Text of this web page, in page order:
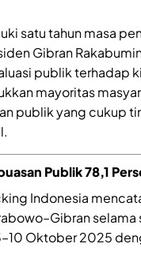
satu tahun masa
Gibran
publik terhadap
mayoritas
publik yang cukup
Publik 78,1
Indonesia
selama
Oktober 2025